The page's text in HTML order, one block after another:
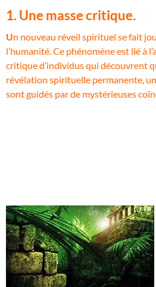
1. Une masse critique.
Un nouveau réveil spirituel se fait
l’humanité. Ce phénomène est lié à
critique d’individus qui découvrent
révélation spirituelle permanente,
sont guidés par de mystérieuses